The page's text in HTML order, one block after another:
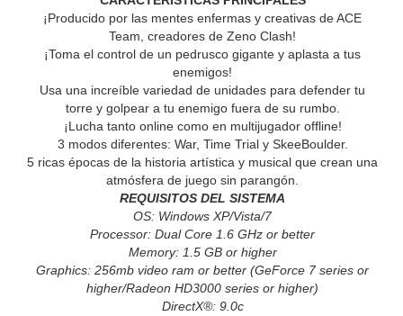
¡Producido por las mentes enfermas y creativas de ACE
Team, creadores de Zeno Clash!
¡Toma el control de un pedrusco gigante y aplasta a tus
enemigos!
Usa una increíble variedad de unidades para defender tu
torre y golpear a tu enemigo fuera de su rumbo.
¡Lucha tanto online como en multijugador offline!
3 modos diferentes: War, Time Trial y SkeeBoulder.
5 ricas épocas de la historia artística y musical que crean una
atmósfera de juego sin parangón.
REQUISITOS DEL SISTEMA
OS: Windows XP/Vista/7
Processor: Dual Core 1.6 GHz or better
Memory: 1.5 GB or higher
Graphics: 256mb video ram or better (GeForce 7 series or
higher/Radeon HD3000 series or higher)
DirectX®: 9.0c